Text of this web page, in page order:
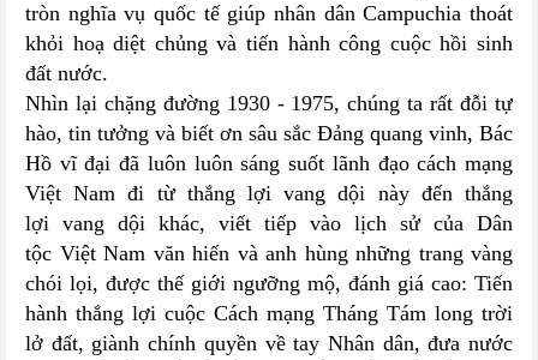
tròn nghĩa vụ quốc tế giúp nhân dân Campuchia thoát
khỏi hoạ diệt chủng và tiến hành công cuộc hồi sinh
đất nước.
Nhìn lại chặng đường 1930 - 1975, chúng ta rất đỗi tự
hào, tin tưởng và biết ơn sâu sắc Đảng quang vinh, Bác
Hồ vĩ đại đã luôn luôn sáng suốt lãnh đạo cách mạng
Việt Nam đi từ thắng lợi vang dội này đến thắng
lợi vang dội khác, viết tiếp vào lịch sử của Dân
tộc Việt Nam văn hiến và anh hùng những trang vàng
chói lọi, được thế giới ngưỡng mộ, đánh giá cao: Tiến
hành thắng lợi cuộc Cách mạng Tháng Tám long trời
lở đất, giành chính quyền về tay Nhân dân, đưa nước